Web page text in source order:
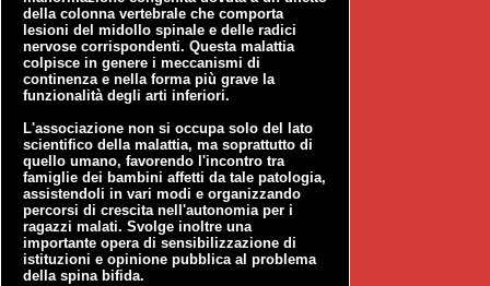
della colonna vertebrale che comporta
lesioni del midollo spinale e delle radici
nervose corrispondenti. Questa malattia
colpisce in genere i meccanismi di
continenza e nella forma più grave la
funzionalità degli arti inferiori.
L'associazione non si occupa solo del lato
scientifico della malattia, ma soprattutto di
quello umano, favorendo l'incontro tra
famiglie dei bambini affetti da tale patologia,
assistendoli in vari modi e organizzando
percorsi di crescita nell'autonomia per i
ragazzi malati. Svolge inoltre una
importante opera di sensibilizzazione di
istituzioni e opinione pubblica al problema
della spina bifida.